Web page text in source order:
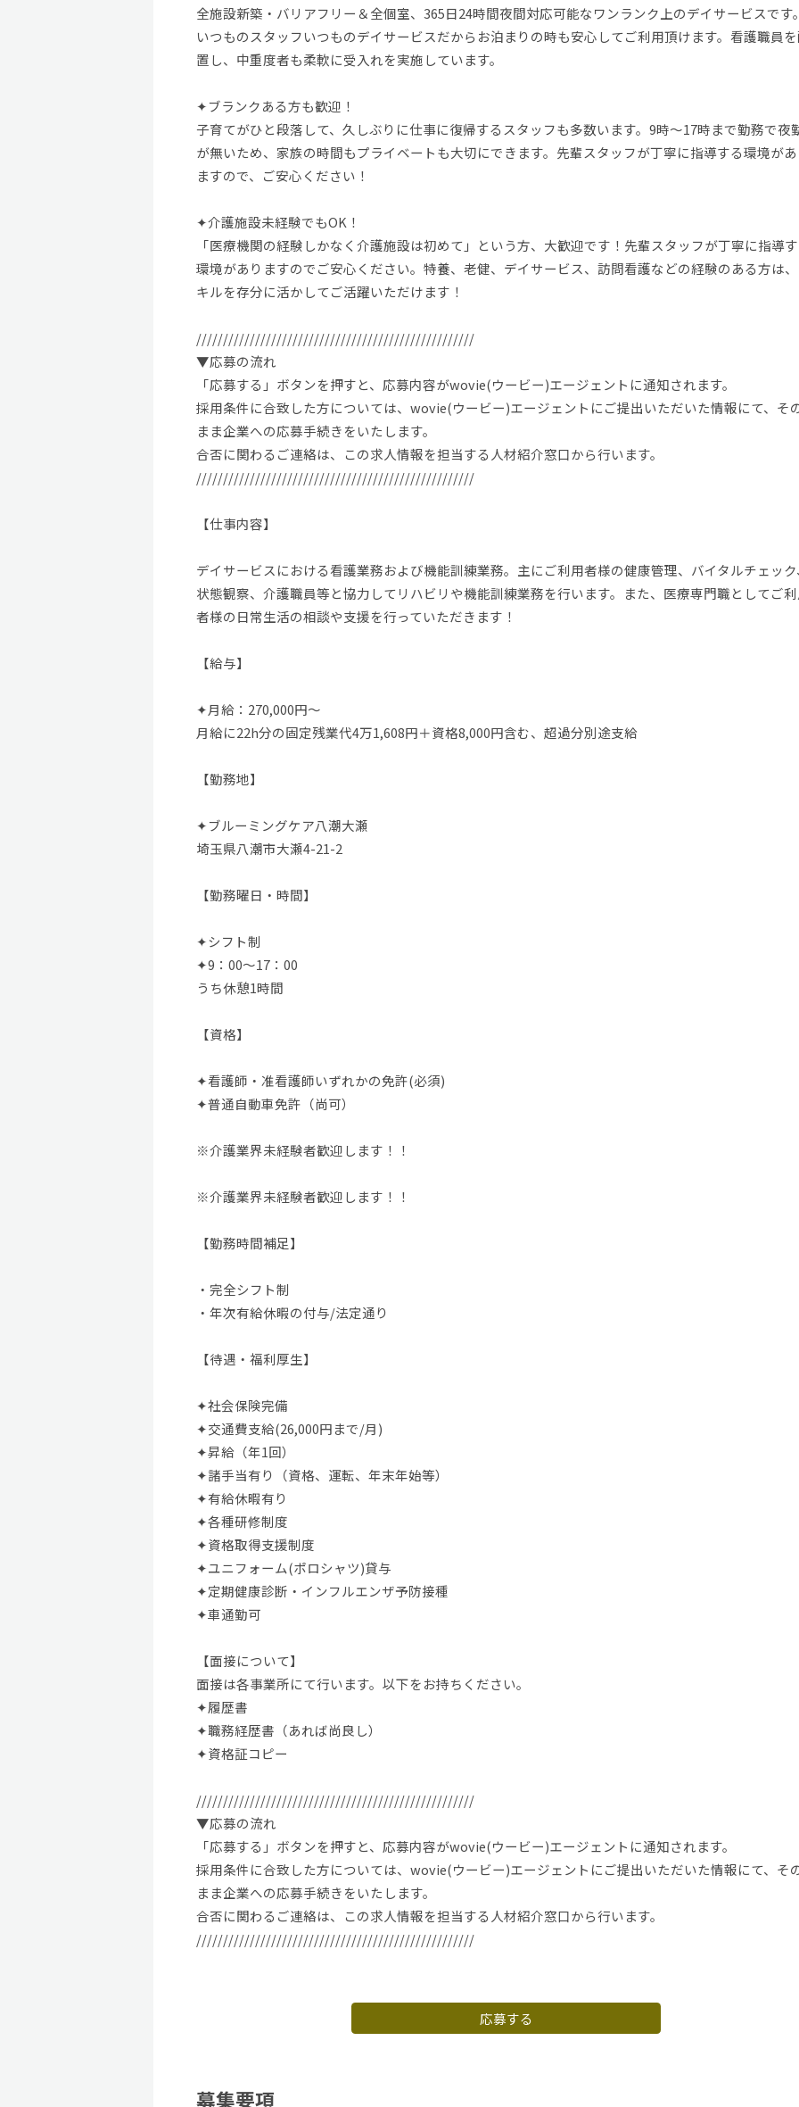
全施設新築・バリアフリー＆全個室、365日24時間夜間対応可能なワンランク上のデイサービスです
いつものスタッフいつものデイサービスだからお泊まりの時も安心してご利用頂けます。看護職員
置し、中重度者も柔軟に受入れを実施しています。
✦ブランクある方も歓迎！
子育てがひと段落して、久しぶりに仕事に復帰するスタッフも多数います。9時～17時まで勤務で夜
が無いため、家族の時間もプライベートも大切にできます。先輩スタッフが丁寧に指導する環境が
ますので、ご安心ください！
✦介護施設未経験でもOK！
「医療機関の経験しかなく介護施設は初めて」という方、大歓迎です！先輩スタッフが丁寧に指導
環境がありますのでご安心ください。特養、老健、デイサービス、訪問看護などの経験のある方は
キルを存分に活かしてご活躍いただけます！
////////////////////////////////////////////////////
▼応募の流れ
「応募する」ボタンを押すと、応募内容がwovie(ウービー)エージェントに通知されます。
採用条件に合致した方については、wovie(ウービー)エージェントにご提出いただいた情報にて、そ
まま企業への応募手続きをいたします。
合否に関わるご連絡は、この求人情報を担当する人材紹介窓口から行います。
////////////////////////////////////////////////////
【仕事内容】
デイサービスにおける看護業務および機能訓練業務。主にご利用者様の健康管理、バイタルチェッ
状態観察、介護職員等と協力してリハビリや機能訓練業務を行います。また、医療専門職としてご
者様の日常生活の相談や支援を行っていただきます！
【給与】
✦月給：270,000円～
月給に22h分の固定残業代4万1,608円＋資格8,000円含む、超過分別途支給
【勤務地】
✦ブルーミングケア八潮大瀬
埼玉県八潮市大瀬4-21-2
【勤務曜日・時間】
✦シフト制
✦9：00～17：00
うち休憩1時間
【資格】
✦看護師・准看護師いずれかの免許(必須)
✦普通自動車免許（尚可）
※介護業界未経験者歓迎します！！
※介護業界未経験者歓迎します！！
【勤務時間補足】
・完全シフト制
・年次有給休暇の付与/法定通り
【待遇・福利厚生】
✦社会保険完備
✦交通費支給(26,000円まで/月)
✦昇給（年1回）
✦諸手当有り（資格、運転、年末年始等）
✦有給休暇有り
✦各種研修制度
✦資格取得支援制度
✦ユニフォーム(ポロシャツ)貸与
✦定期健康診断・インフルエンザ予防接種
✦車通勤可
【面接について】
面接は各事業所にて行います。以下をお持ちください。
✦履歴書
✦職務経歴書（あれば尚良し）
✦資格証コピー
////////////////////////////////////////////////////
▼応募の流れ
「応募する」ボタンを押すと、応募内容がwovie(ウービー)エージェントに通知されます。
採用条件に合致した方については、wovie(ウービー)エージェントにご提出いただいた情報にて、そ
まま企業への応募手続きをいたします。
合否に関わるご連絡は、この求人情報を担当する人材紹介窓口から行います。
////////////////////////////////////////////////////
応募する
募集要項